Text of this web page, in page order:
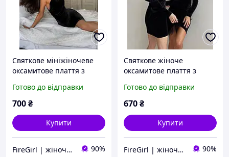
Святкове мініжіночеве
оксамитове плаття з
синє, смарагдове)
Готово до відправки
700₴
Купити
FireGirl | жіночий одяг 90%
Святкове жіноче
оксамитове плаття з
(чорне, синє, бордове,
смарагдове)
Готово до відправки
670₴
Купити
FireGirl | жіночий одяг 90%